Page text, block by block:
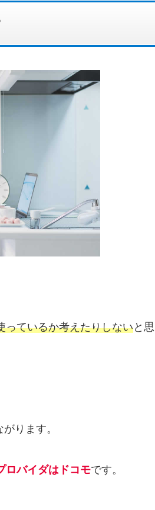
っているか考えたりしないと思
ります。
ロバイダはドコモです。